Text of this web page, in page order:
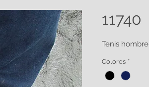
11740
Tenis hombre
Colores *